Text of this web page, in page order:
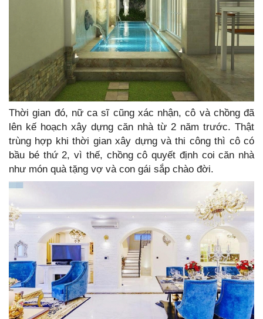
Thời gian đó, nữ ca sĩ cũng xác nhận, cô và chồng đã
lên kế hoạch xây dựng căn nhà từ 2 năm trước. Thật
trùng hợp khi thời gian xây dựng và thi công thì cô có
bầu bé thứ 2, vì thế, chồng cô quyết định coi căn nhà
như món quà tặng vợ và con gái sắp chào đời.